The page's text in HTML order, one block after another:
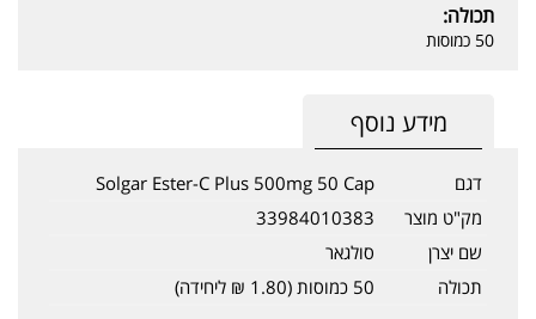
תכולה:
50 כמוסות
מידע נוסף
דגם
Solgar Ester-C Plus 500mg 50 Cap
מק"ט מוצר
33984010383
שם יצרן
סולגאר
תכולה
50 כמוסות (1.80 ₪ ליחידה)